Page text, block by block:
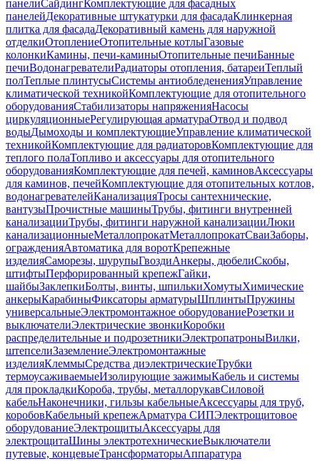
панелиСайдингКомплектующие для фасадных
панелейДекоративные штукатурки для фасадаКлинкерная
плитка для фасадаДекоративный камень для наружной
отделкиОтоплениеОтопительные котлыГазовые
колонкиКамины, печи-каминыОтопительные печиБанные
печиВодонагревателиРадиаторы отопления, батареиТеплый
полТеплые плинтусыСистемы антиобледененияУправление
климатической техникойКомплектующие для отопительного
оборудованияСтабилизаторы напряженияНасосы
циркуляционныеРегулирующая арматураОтвод и подвод
водыДымоходы и комплектующиеУправление климатической
техникойКомплектующие для радиаторовКомплектующие для
теплого полаТопливо и аксессуары для отопительного
оборудованияКомплектующие для печей, каминовАксессуары
для каминов, печейКомплектующие для отопительных котлов,
водонагревателейКанализацияТросы сантехнические,
вантузыПрочистные машиныТрубы, фитинги внутренней
канализацииТрубы, фитинги наружной канализацииЛюки
канализационныеМеталлопрокатМеталлопрокатСваиЗаборы,
огражденияАвтоматика для воротКрепежные
изделияСаморезы, шурупыГвоздиАнкеры, дюбелиСкобы,
штифтыПерфорированный крепежГайки,
шайбыЗаклепкиБолты, винты, шпилькиХомутыХимические
анкерыКарабиныФиксаторы арматурыШплинтыПружины
универсальныеЭлектромонтажное оборудованиеРозетки и
выключателиЭлектрические звонкиКоробки
распределительные и подрозетникиЭлектропатроныВилки,
штепселиЗаземлениеЭлектромонтажные
изделияКлеммыСредства диэлектрическиеТрубки
термоусаживаемыеИзолирующие зажимыКабель и системы
для прокладкиКороба, трубы, металлорукавСиловой
кабельНаконечники, гильзы кабельныеАксессуары для труб,
коробовКабельный крепежАрматура СИПЭлектрощитовое
оборудованиеЭлектрощитыАксессуары для
электрощитаШины электротехническиеВыключатели
путевые, концевыеТрансформаторыАппаратура